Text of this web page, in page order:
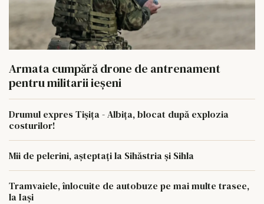
Armata cumpără drone de antrenament
pentru militarii ieșeni
Drumul expres Tișița - Albița, blocat după explozia
costurilor!
Mii de pelerini, așteptați la Sihăstria și Sihla
Tramvaiele, înlocuite de autobuze pe mai multe trasee,
la Iași